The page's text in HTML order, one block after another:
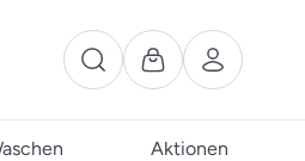
Aktionen